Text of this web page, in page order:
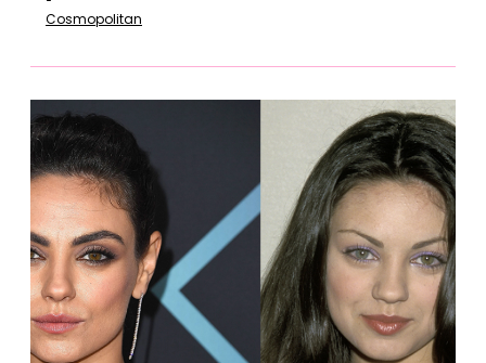
Cosmopolitan